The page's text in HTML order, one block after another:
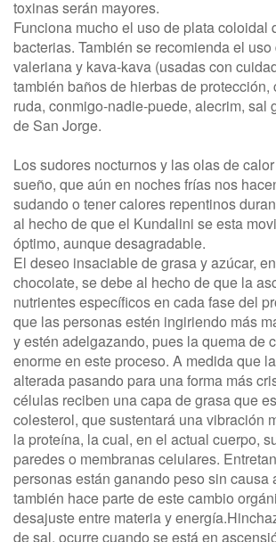
toxinas serán mayores.
Funciona mucho el uso de plata coloidal
bacterias. También se recomienda el
valeriana y kava-kava (usadas con
también baños de hierbas de protección,
ruda, conmigo-nadie-puede, alecrim, sal
de San Jorge.
Los sudores nocturnos y las olas de
sueño, que aún en noches frías nos
sudando o tener calores repentinos
al hecho de que el Kundalini se esta
óptimo, aunque desagradable.
El deseo insaciable de grasa y azúcar,
chocolate, se debe al hecho de que la
nutrientes específicos en cada fase del
que las personas estén ingiriendo más
y estén adelgazando, pues la quema de
enorme en este proceso. A medida que
alterada pasando para una forma más
células reciben una capa de grasa que
colesterol, que sustentará una vibración
la proteína, la cual, en el actual cuerpo,
paredes o membranas celulares.
personas están ganando peso sin causa
también hace parte de este cambio
desajuste entre materia y
de sal, ocurre cuando se está en